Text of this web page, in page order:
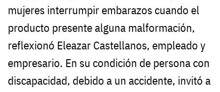
mujeres interrumpir embarazos cuando el
producto presente alguna malformación,
reflexionó Eleazar Castellanos, empleado y
empresario. En su condición de persona con
discapacidad, debido a un accidente, invitó a